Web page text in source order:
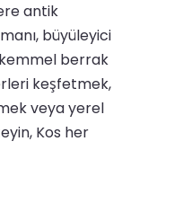
antik
büyüleyici
berrak
keşfetmek,
veya yerel
Kos her